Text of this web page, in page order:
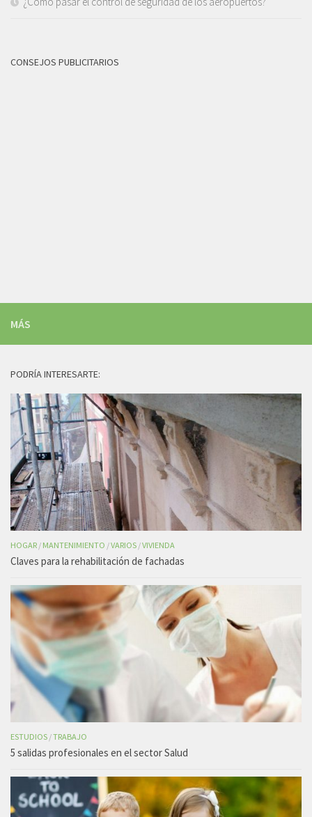
CONSEJOS PUBLICITARIOS
MÁS
PODRÍA INTERESARTE:
HOGAR / MANTENIMIENTO /VARIOS /VIVIENDA
Claves para la rehabilitación de fachadas
ESTUDIOS /TRABAJO
5 salidas profesionales en el sector Salud